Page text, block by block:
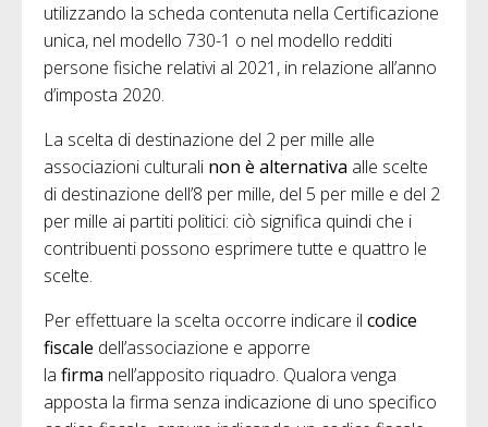
utilizzando la scheda contenuta nella Certificazione
unica, nel modello 730-1 o nel modello redditi
persone fisiche relativi al 2021, in relazione all’anno
d’imposta 2020.
La scelta di destinazione del 2 per mille alle
associazioni culturali non è alternativa alle scelte
di destinazione dell’8 per mille, del 5 per mille e del 2
per mille ai partiti politici: ciò significa quindi che i
contribuenti possono esprimere tutte e quattro le
scelte.
Per effettuare la scelta occorre indicare il codice
fiscale dell’associazione e apporre
la firma nell’apposito riquadro. Qualora venga
apposta la firma senza indicazione di uno specifico